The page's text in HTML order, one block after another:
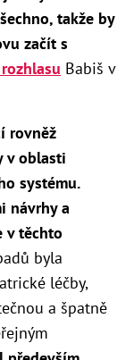
takže by
začít s
Babiš v
rovněž
v oblasti
systému.
návrhy a
v těchto
byla
léčby,
a špatně